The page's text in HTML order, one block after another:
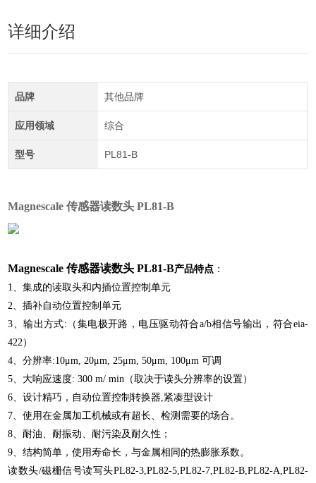
详细介绍
品牌 其他品牌
应用领域 综合
型号 PL81-B
Magnescale 传感器读数头 PL81-B
Magnescale 传感器读数头 PL81-B产品特点 ：
1、集成的读取头和内插位置控制单元
2、插补自动位置控制单元
3、输出方式:（集电极开路，电压驱动符合a/b相信号输出，符合eia-
422）
4、分辨率:10μm, 20μm, 25μm, 50μm, 100μm 可调
5、大响应速度: 300 m/ min（取决于读头分辨率的设置）
6、设计精巧，自动位置控制转换器,紧凑型设计
7、使用在金属加工机械或有超长、检测需要的场合。
8、耐油、耐振动、耐污染及耐久性；
9、结构简单，使用寿命长，与金属相同的热膨胀系数。
读数头/磁栅信号读写头PL82-3,PL82-5,PL82-7,PL82-B,PL82-A,PL82-